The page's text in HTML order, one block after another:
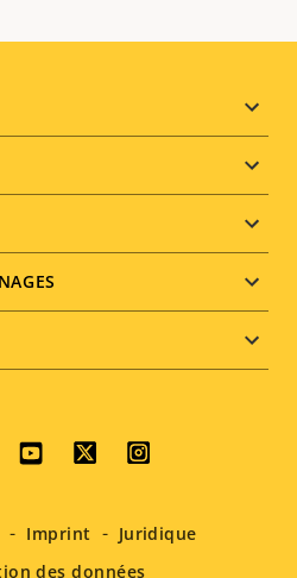
Imprint
Juridique
des données